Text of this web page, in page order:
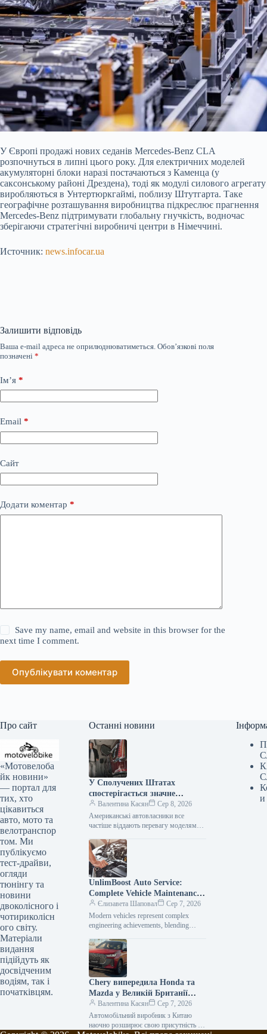
У Європі продажі нових седанів Mercedes-Benz CLA
розпочнуться в липні цього року. Для електричних моделей
акумуляторні блоки наразі постачаються з Каменца (у
саксонському районі Дрездена), тоді як модулі силового агрегату
виробляються в Унтертюркгаймі, поблизу Штутгарта. Таке
географічне розташування виробництва підкреслює прагнення
Mercedes-Benz підтримувати глобальну гнучкість, водночас
зберігаючи стратегічні виробничі центри в Німеччині.
Источник: news.infocar.ua
Залишити відповідь
Ваша e-mail адреса не оприлюднюватиметься. Обов’язкові поля
позначені *
Ім’я *
Email *
Сайт
Додати коментар *
Save my name, email and website in this browser for the
next time I comment.
Опублікувати коментар
Про сайт
«Мотовелоба
йк новини»
— портал для
тих, хто
цікавиться
авто, мото та
велотранспор
том. Ми
публікуємо
тест-драйви,
огляди
тюнінгу та
новини
двоколісного і
чотириколісн
ого світу.
Матеріали
видання
підійдуть як
досвідченим
водіям, так і
початківцям.
Останні новини
У Сполучених Штатах
спостерігається значне
зниження популярності
елітних автомобілів.
Валентина Касян
Сер 8, 2026
Американські автовласники все
частіше віддають перевагу моделям
аніж автомобілям преміум-класу. Дані,
зібрані J.D. Power за перше…
UnlimBoost Auto Service:
Complete Vehicle Maintenance
& ECU Tuning
Єлизавета Шаповал
Сер 7, 2026
Modern vehicles represent complex
engineering achievements, blending
with intricate electronic management
systems. When searching for specialized
car…
Chery випередила Honda та
Mazda у Великій Британії
лише за рік після своєї появи
на ринку.
Валентина Касян
Сер 7, 2026
Автомобільний виробник з Китаю
наочно розширює свою присутність на
и